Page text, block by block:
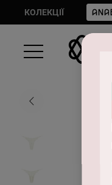
КОЛЕКЦІЇ